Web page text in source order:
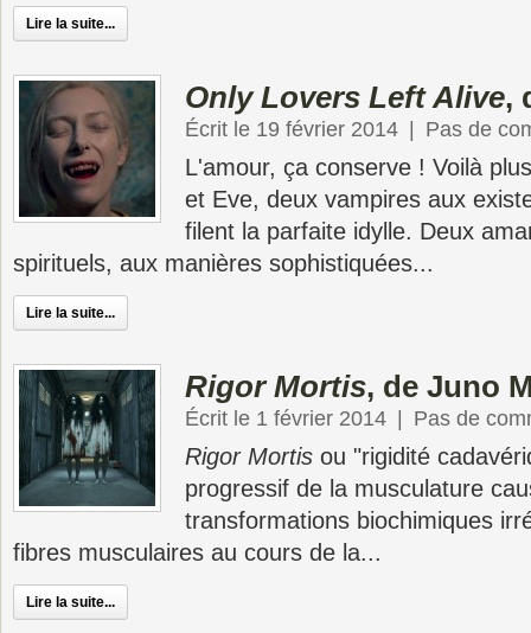
Lire la suite...
Only Lovers Left Alive,
Écrit le 19 février 2014 Pas de
L'amour, ça conserve ! Voilà
et Eve, deux vampires aux
filent la parfaite idylle. Deux
spirituels, aux manières sophistiquées...
Lire la suite...
Rigor Mortis, de Juno
Écrit le 1 février 2014 Pas de
Rigor Mortis ou "rigidité
progressif de la musculature
transformations biochimiques
fibres musculaires au cours de la...
Lire la suite...